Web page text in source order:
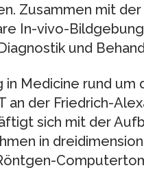
Zusammen mit
In-vivo-
und
Medicine rund um
an der Friedrich-
sich mit der
in